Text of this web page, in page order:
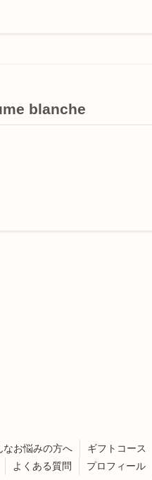
blanche
なお悩みの方へ
ギフトコース
よくある質問 プロフィール